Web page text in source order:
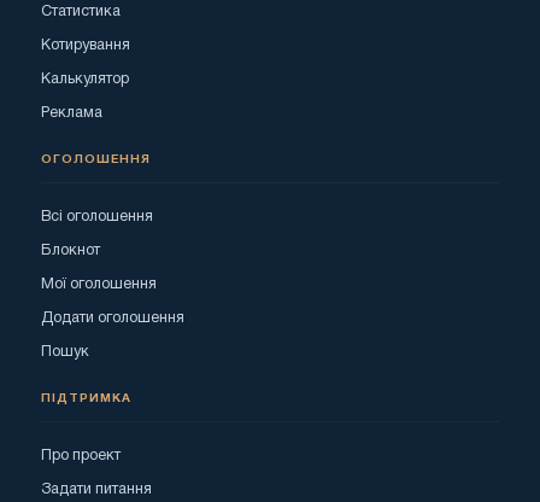
Статистика
Котирування
Калькулятор
Реклама
ОГОЛОШЕННЯ
Всі оголошення
Блокнот
Мої оголошення
Додати оголошення
Пошук
ПІДТРИМКА
Про проект
Задати питання